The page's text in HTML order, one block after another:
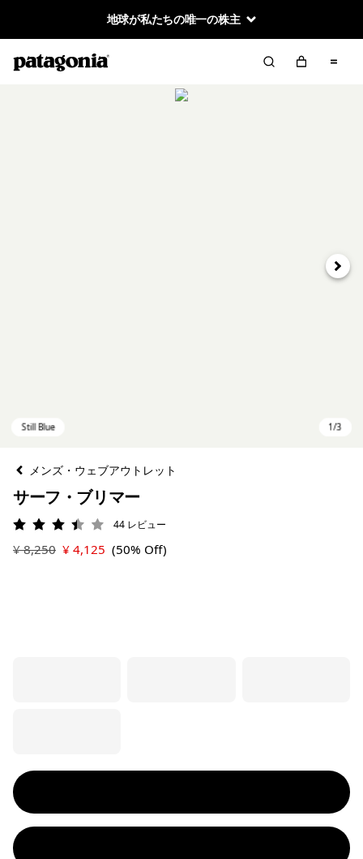
地球が私たちの唯一の株主
次へ
メンズ・ウェブアウトレット
サーフ・ブリマー
評価: 3.5 / 5
44 レビュー
¥ 8,250 ¥ 4,125 (50% Off)